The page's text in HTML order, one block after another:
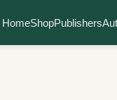
HomeShopPublishers